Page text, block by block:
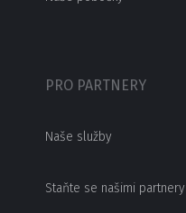
PRO PARTNERY
Naše služby
Staňte se našimi partnery